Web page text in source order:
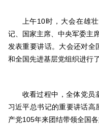
上午10时，大会在雄
记、国家主席、中央军委主
发表重要讲话。大会还对
和全国先进基层党组织进行了
收看过程中，全体党员
习近平总书记的重要讲话
产党105年来团结带领全国